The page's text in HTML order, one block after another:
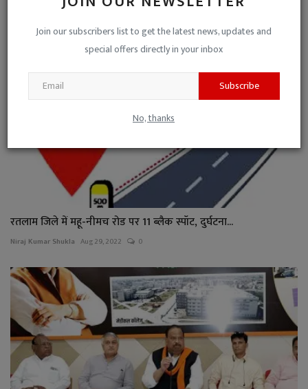
Join our subscribers list to get the latest news, updates and
special offers directly in your inbox
Subscribe
No, thanks
Niraj Kumar Shukla
रतलाम जिले में महू-नीमच रोड पर 11 ब्लैक स्पॉट, दुर्घटना...
Niraj Kumar Shukla Aug 29, 2022 0